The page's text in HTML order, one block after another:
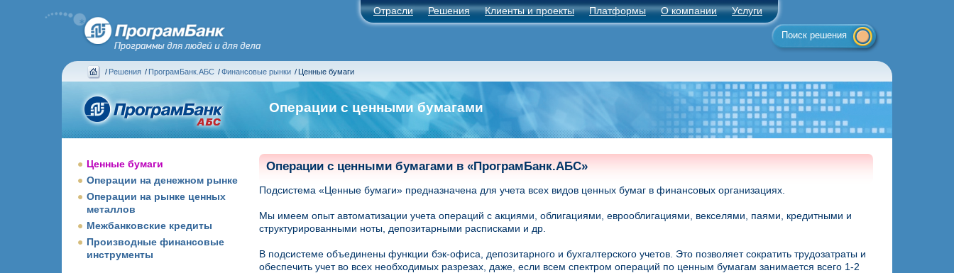
Поиск решения
Отрасли Решения Клиенты и проекты Платформы О компании Услуги
/ Решения / ПрограмБанк.АБС /Финансовые рынки / Ценные бумаги
Операции с ценными бумагами
Ценные бумаги
Операции на денежном рынке
Операции на рынке ценных
металлов
Межбанковские кредиты
Производные финансовые
инструменты
Операции с ценными бумагами в «ПрограмБанк.АБС»
Подсистема «Ценные бумаги» предназначена для учета всех видов ценных бумаг в финансовых организациях.
Мы имеем опыт автоматизации учета операций с акциями, облигациями, еврооблигациями, векселями, паями, кредитными и
структурированными ноты, депозитарными расписками и др.
В подсистеме объединены функции бэк-офиса, депозитарного и бухгалтерского учетов. Это позволяет сократить трудозатраты и
обеспечить учет во всех необходимых разрезах, даже, если всем спектром операций по ценным бумагам занимается всего 1-2